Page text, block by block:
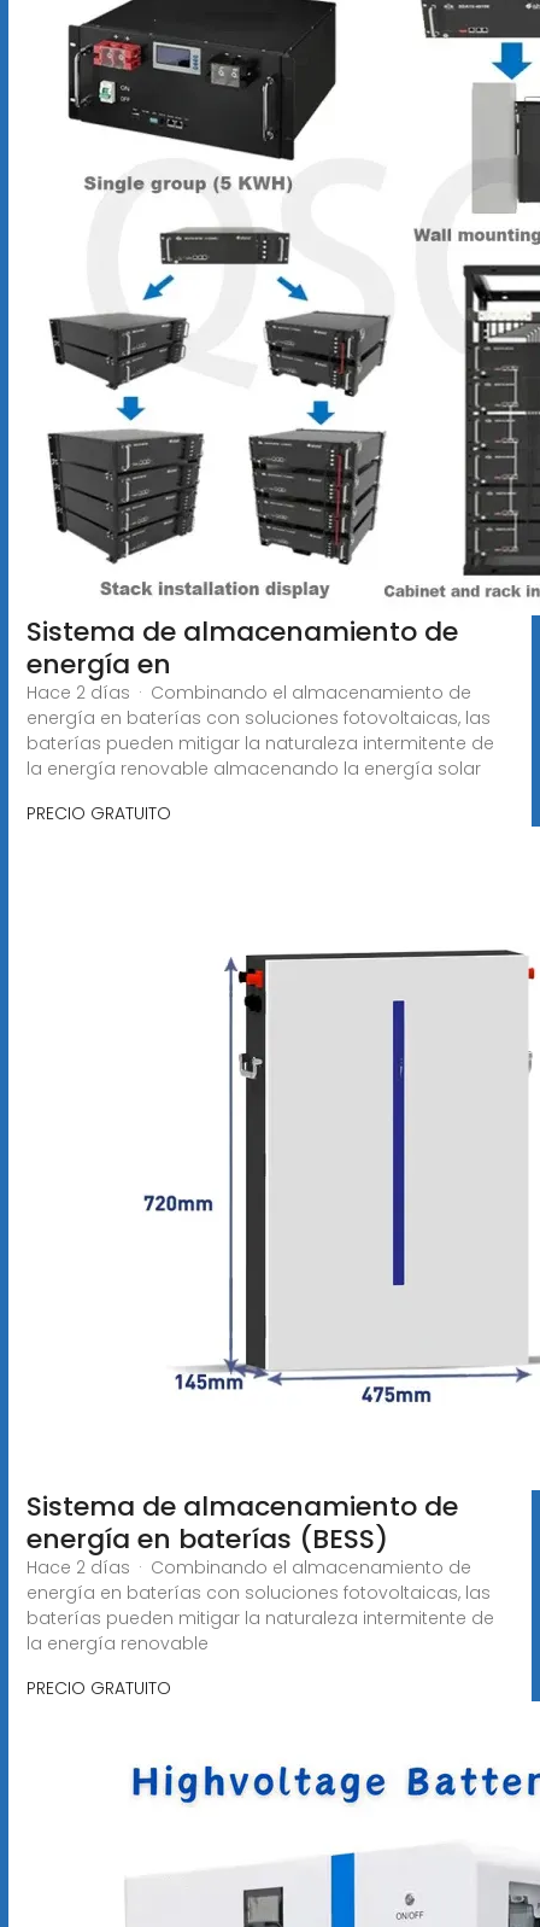
Sistema de almacenamiento de
energía en
Hace 2 días · Combinando el almacenamiento de
energía en baterías con soluciones fotovoltaicas, las
baterías pueden mitigar la naturaleza intermitente de
la energía renovable almacenando la energía solar
PRECIO GRATUITO
Sistema de almacenamiento de
energía en baterías (BESS)
Hace 2 días · Combinando el almacenamiento de
energía en baterías con soluciones fotovoltaicas, las
baterías pueden mitigar la naturaleza intermitente de
la energía renovable
PRECIO GRATUITO